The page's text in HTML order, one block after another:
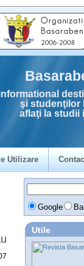
şi studenţilor
aflaţi la studii
Utilizare
Google
Utile